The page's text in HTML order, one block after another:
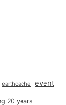
earthcache event
20 years